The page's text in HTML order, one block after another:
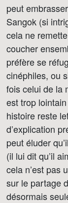
peut
Sangok (si
cela ne
coucher
préfère se
cinéphiles, ou
fois celui de la
est trop
histoire reste
d’explication
peut éluder
(il lui dit qu’il
cela n’est pas
sur le partage
désormais